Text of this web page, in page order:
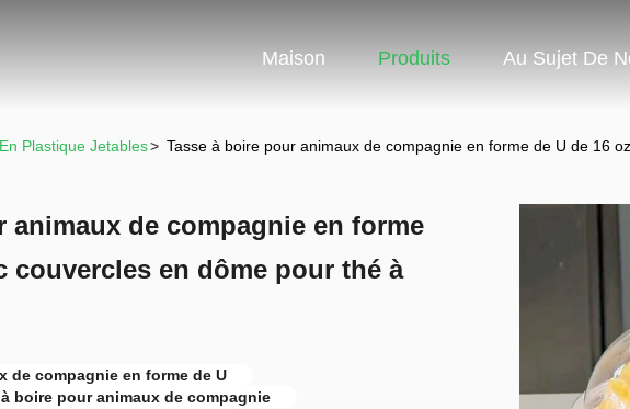
Maison Produits Au Sujet De
Plastique Jetables> Tasse à boire pour animaux de compagnie en forme de U de 16
animaux de compagnie en forme
couvercles en dôme pour thé à
de compagnie en forme de U
boire pour animaux de compagnie